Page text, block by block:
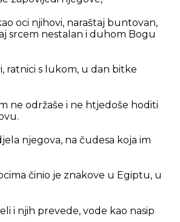
oci njihovi, naraštaj buntovan,
srcem nestalan i duhom Bogu
ratnici s lukom, u dan bitke
ne održaše i ne htjedoše hoditi
njegova, na čudesa koja im
činio je znakove u Egiptu, u
i njih prevede, vode kao nasip